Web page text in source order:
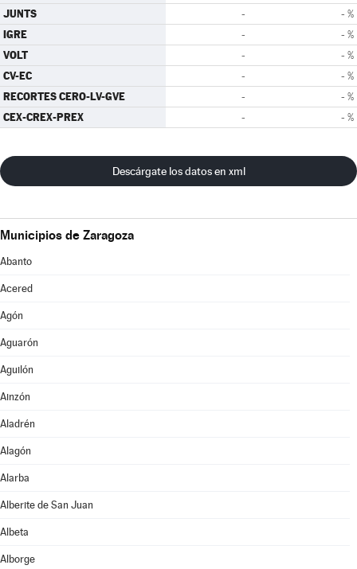
JUNTS - - %
IGRE - - %
VOLT - - %
CV-EC - - %
RECORTES CERO-LV-GVE - - %
CEX-CREX-PREX - - %
Descárgate los datos en xml
Municipios de Zaragoza
Abanto
Acered
Agón
Aguarón
Aguilón
Ainzón
Aladrén
Alagón
Alarba
Alberite de San Juan
Albeta
Alborge